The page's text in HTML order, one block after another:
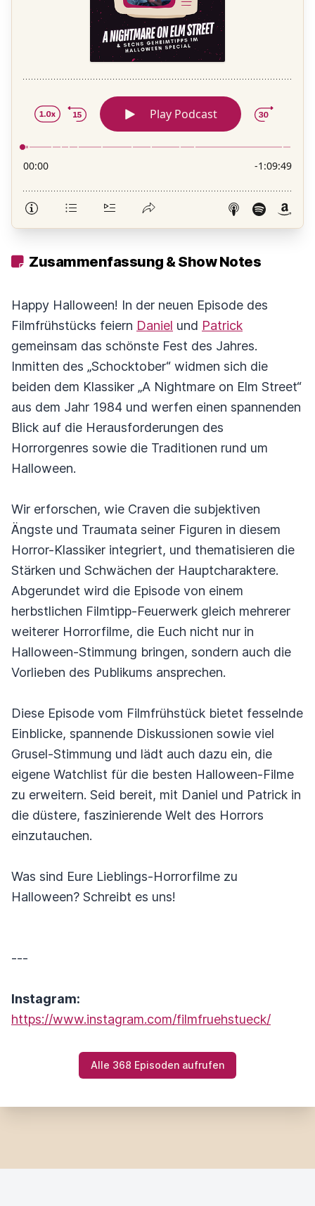
Zusammenfassung & Show Notes
Happy Halloween! In der neuen Episode des
Filmfrühstücks feiern Daniel und Patrick
gemeinsam das schönste Fest des Jahres.
Inmitten des „Schocktober“ widmen sich die
beiden dem Klassiker „A Nightmare on Elm Street“
aus dem Jahr 1984 und werfen einen spannenden
Blick auf die Herausforderungen des
Horrorgenres sowie die Traditionen rund um
Halloween.
Wir erforschen, wie Craven die subjektiven
Ängste und Traumata seiner Figuren in diesem
Horror-Klassiker integriert, und thematisieren die
Stärken und Schwächen der Hauptcharaktere.
Abgerundet wird die Episode von einem
herbstlichen Filmtipp-Feuerwerk gleich mehrerer
weiterer Horrorfilme, die Euch nicht nur in
Halloween-Stimmung bringen, sondern auch die
Vorlieben des Publikums ansprechen.
Diese Episode vom Filmfrühstück bietet fesselnde
Einblicke, spannende Diskussionen sowie viel
Grusel-Stimmung und lädt auch dazu ein, die
eigene Watchlist für die besten Halloween-Filme
zu erweitern. Seid bereit, mit Daniel und Patrick in
die düstere, faszinierende Welt des Horrors
einzutauchen.
Was sind Eure Lieblings-Horrorfilme zu
Halloween? Schreibt es uns!
---
Instagram:
https://www.instagram.com/filmfruehstueck/
Alle 368 Episoden aufrufen